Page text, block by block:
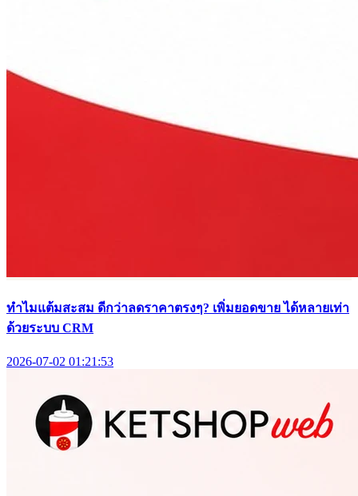
ทำไมแต้มสะสม ดีกว่าลดราคาตรงๆ? เพิ่มยอดขาย ได้หลายเท่า
ด้วยระบบ CRM
2026-07-02 01:21:53